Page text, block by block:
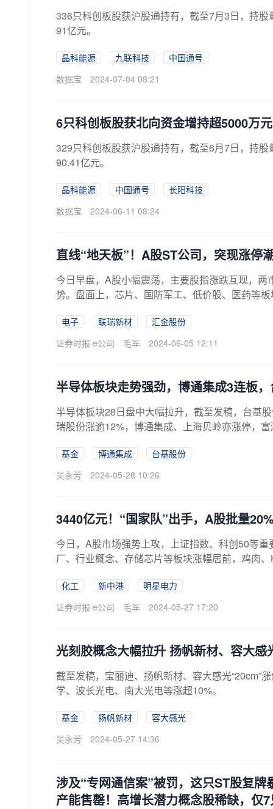
336只科创板股获沪股通持有，截至7月3日，持
91亿元。
晶科能源 九联科技
中国通号
数据宝
2024-07-04 08:21
6只科创板股获北向资金增持超5000万元
329只科创板股获沪股通持有，截至6月7日，持
90.41亿元。
晶科能源 中国通号
长阳科技
数据宝
2024-06-11 08:24
直线“地天板”！A股ST公司，突现涨停
今日早盘，A股小幅震荡，主要股指涨跌互现，
势。盘面上，芯片、国防军工、低价股、医药等
电子 联瑞新材
汇金股份
证券时报·e公司
毛军 2024-06-05 12:11
半导体板块走势强劲，博通集成3连板
半导体板块28日盘中大幅拉升，截至发稿，台基
瑞股份涨逾12%，博通集成、上海贝岭亦涨停，
基金 博通集成
台基股份
吴永芳
2024-05-28 10:26
3440亿元！“国家队”出手，A股批量
今日，A股市场强势上攻，上证指数、科创50等
厂、行业概念、存储芯片等板块涨幅居前，鸡肉
化工 新中港
明星电力
证券时报·e公司
毛军 2024-05-27 17:20
光刻胶概念大幅拉升 扬帆新材、容大感
截至发稿，宝丽迪、扬帆新材、容大感光“20cm”
学、波长光电、南大光电等涨超10%。
基金 扬帆新材
容大感光
吴永芳
2024-05-27 14:36
涉及“专网通信案”被罚，这只ST股复
产能售罄！高增长潜力概念股稀缺，仅